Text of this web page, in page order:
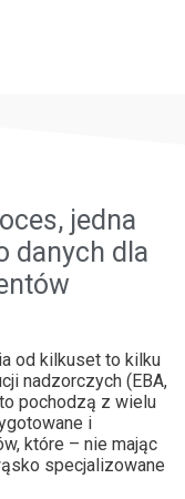
jedna
danych dla
od kilkuset to kilku
nadzorczych (EBA,
pochodzą z wielu
i
które – nie mając
specjalizowane